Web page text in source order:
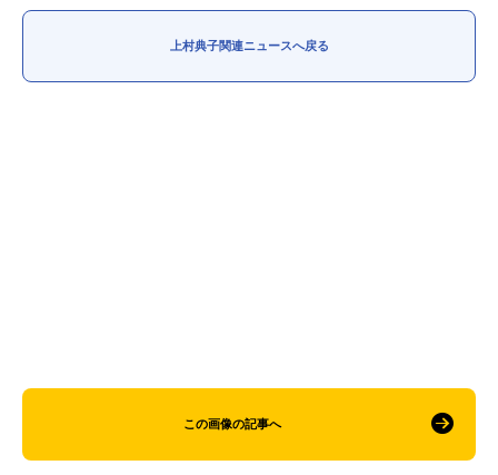
上村典子関連ニュースへ戻る
この画像の記事へ